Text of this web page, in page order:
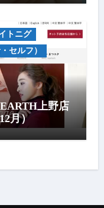
トニグ
セルフ）
上野店
月）